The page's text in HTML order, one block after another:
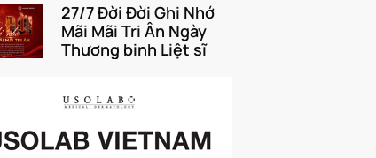
27/7 Đời Đời Ghi Nhớ
Mãi Mãi Tri Ân Ngày
Thương binh Liệt sĩ